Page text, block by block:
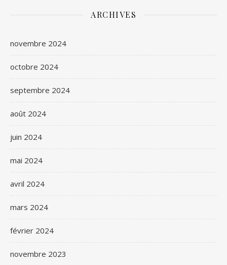
ARCHIVES
novembre 2024
octobre 2024
septembre 2024
août 2024
juin 2024
mai 2024
avril 2024
mars 2024
février 2024
novembre 2023